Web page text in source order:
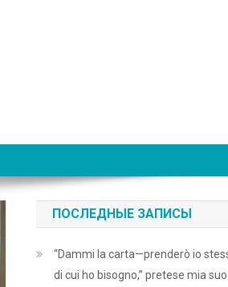
ПОСЛЕДНЫЕ ЗАПИСЫ
“Dammi la carta—prenderò io
di cui ho bisogno,” pretese mia